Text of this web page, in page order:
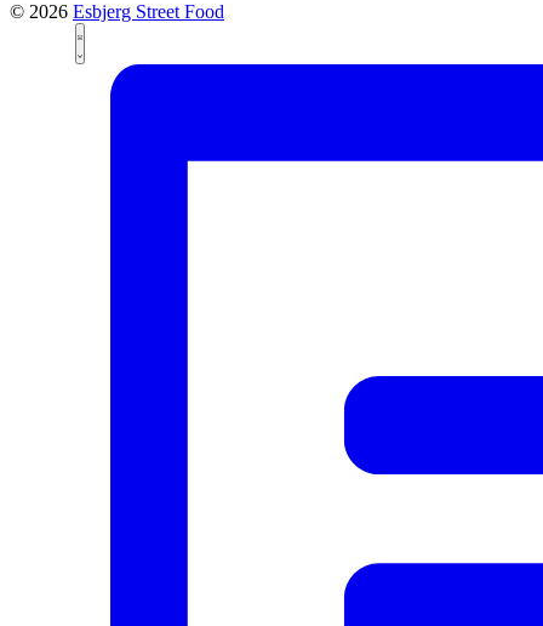
© 2026 Esbjerg Street Food
Views
Navigation
Event
Views
Navigation
List